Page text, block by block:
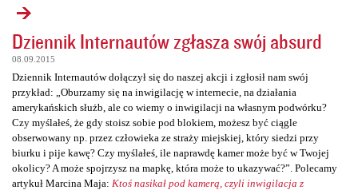
Dziennik Internautów zgłasza swój absurd
08.09.2015
Dziennik Internautów dołączył się do naszej akcji i zgłosił nam swój
przykład: „Oburzamy się na inwigilację w internecie, na działania
amerykańskich służb, ale co wiemy o inwigilacji na własnym podwórku?
Czy myślałeś, że gdy stoisz sobie pod blokiem, możesz być ciągle
obserwowany np. przez człowieka ze straży miejskiej, który siedzi przy
biurku i pije kawę? Czy myślałeś, ile naprawdę kamer może być w Twojej
okolicy? A może spojrzysz na mapkę, która może to ukazywać?”. Polecamy
artykuł Marcina Maja: Ktoś nasikał pod kamerą, czyli inwigilacja z